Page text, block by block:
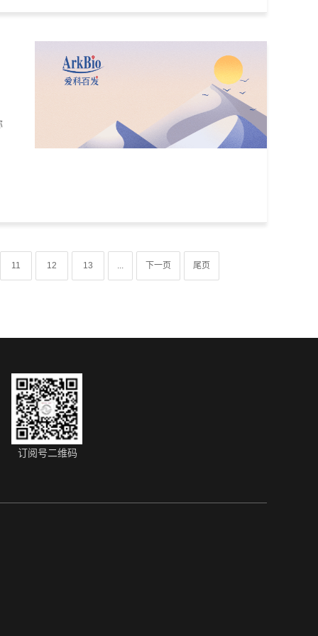
11 12 13 ... 下一页 尾页
订阅号二维码